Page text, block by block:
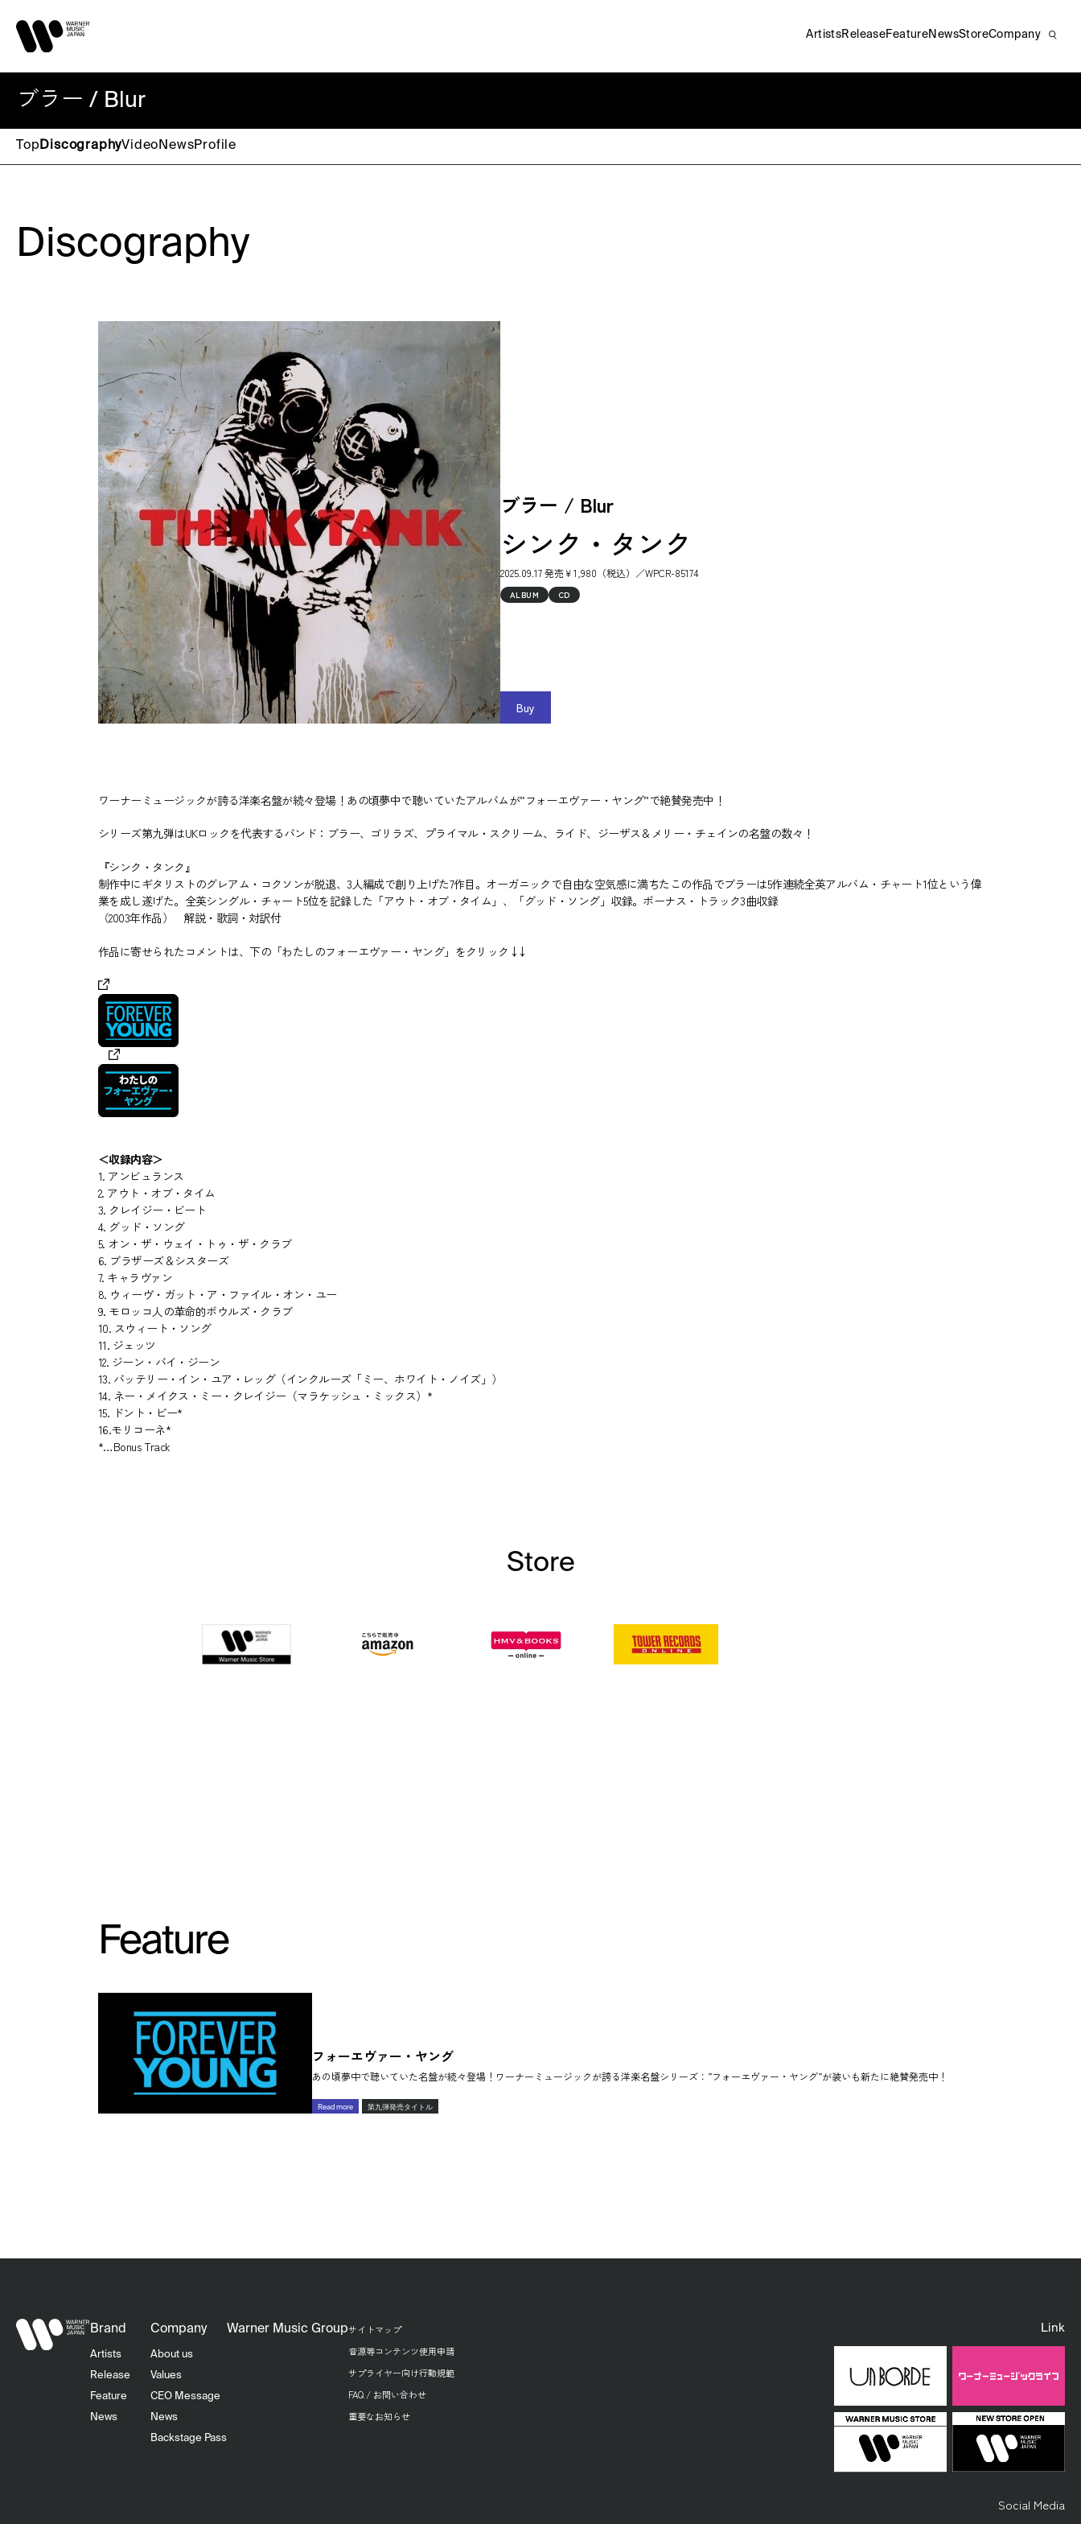
ブラー / Blur
Top DiscographyVideo NewsProfile
Discography
ブラー / Blur
シンク・タンク
2025.09.17 発売￥1,980（税込）／WPCR-85174
ALBUM CD
Buy
ワーナーミュージックが誇る洋楽名盤が続々登場！あの頃夢中で聴いていたアルバムが”フォーエヴァー・ヤング”で絶賛発売中！
シリーズ第九弾はUKロックを代表するバンド：ブラー、ゴリラズ、プライマル・スクリーム、ライド、ジーザス＆メリー・チェインの名盤の数々！
『シンク・タンク』
制作中にギタリストのグレアム・コクソンが脱退、3人編成で創り上げた7作目。オーガニックで自由な空気感に満ちたこの作品でブラーは5作連続全英アルバム・チャート1位という偉
業を成し遂げた。全英シングル・チャート5位を記録した「アウト・オブ・タイム」、「グッド・ソング」収録。ボーナス・トラック3曲収録
（2003年作品） 解説・歌詞・対訳付
作品に寄せられたコメントは、下の「わたしのフォーエヴァー・ヤング」をクリック ￬ ￬
＜収録内容＞
1. アンビュランス
2. アウト・オブ・タイム
3. クレイジー・ビート
4. グッド・ソング
5. オン・ザ・ウェイ・トゥ・ザ・クラブ
6. ブラザーズ＆シスターズ
7. キャラヴァン
8. ウィーヴ・ガット・ア・ファイル・オン・ユー
9. モロッコ人の革命的ボウルズ・クラブ
10. スウィート・ソング
11. ジェッツ
12. ジーン・バイ・ジーン
13. バッテリー・イン・ユア・レッグ（インクルーズ「ミー、ホワイト・ノイズ」）
14. ネー・メイクス・ミー・クレイジー（マラケッシュ・ミックス）*
15. ドント・ビー*
16.モリコーネ*
*…Bonus Track
Store
Feature
フォーエヴァー・ヤング
あの頃夢中で聴いていた名盤が続々登場！ワーナーミュージックが誇る洋楽名盤シリーズ：”フォーエヴァー・ヤング”が装いも新たに絶賛発売中！
Read more 第九弾発売タイトル
ArtistsReleaseFeature NewsStoreCompany
Brand
Artists
Release
Feature
News
Company
About us
Values
CEO Message
News
Backstage Pass
Warner Music Groupサイトマップ
音源等コンテンツ使用申請
サプライヤー向け行動規範
FAQ / お問い合わせ
重要なお知らせ
Link
Social Media